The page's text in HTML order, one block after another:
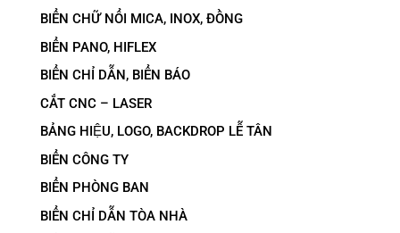
BIỂN CHỮ NỔI MICA, INOX, ĐỒNG
BIỂN PANO, HIFLEX
BIỂN CHỈ DẪN, BIỂN BÁO
CẮT CNC – LASER
BẢNG HIỆU, LOGO, BACKDROP LỄ TÂN
BIỂN CÔNG TY
BIỂN PHÒNG BAN
BIỂN CHỈ DẪN TÒA NHÀ